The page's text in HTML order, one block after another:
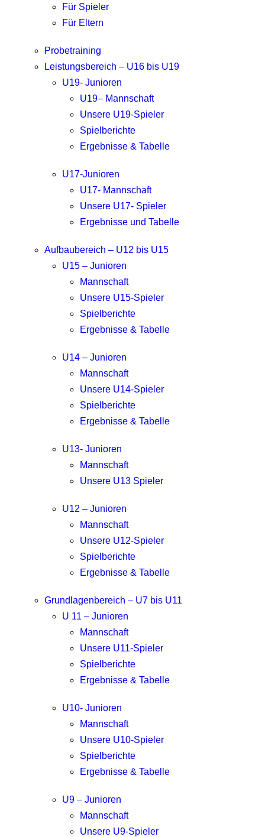
Für Spieler
Für Eltern
Probetraining
Leistungsbereich – U16 bis U19
U19- Junioren
U19– Mannschaft
Unsere U19-Spieler
Spielberichte
Ergebnisse & Tabelle
U17-Junioren
U17- Mannschaft
Unsere U17- Spieler
Ergebnisse und Tabelle
Aufbaubereich – U12 bis U15
U15 – Junioren
Mannschaft
Unsere U15-Spieler
Spielberichte
Ergebnisse & Tabelle
U14 – Junioren
Mannschaft
Unsere U14-Spieler
Spielberichte
Ergebnisse & Tabelle
U13- Junioren
Mannschaft
Unsere U13 Spieler
U12 – Junioren
Mannschaft
Unsere U12-Spieler
Spielberichte
Ergebnisse & Tabelle
Grundlagenbereich – U7 bis U11
U 11 – Junioren
Mannschaft
Unsere U11-Spieler
Spielberichte
Ergebnisse & Tabelle
U10- Junioren
Mannschaft
Unsere U10-Spieler
Spielberichte
Ergebnisse & Tabelle
U9 – Junioren
Mannschaft
Unsere U9-Spieler